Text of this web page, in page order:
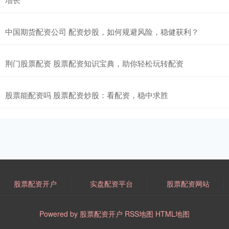
中国期货配资公司 配资炒股，如何规避风险，稳健获利？
荆门股票配资 股票配资知识宝典，助你轻松玩转配资
股票能配资吗 股票配资炒股：看配资，稳中求胜
股票配资开户 实盘配资平台 股票配资网站
Powered by 股票配资开户 RSS地图 HTML地图